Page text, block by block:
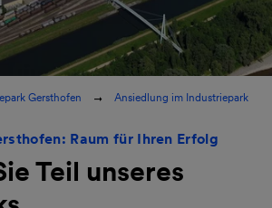
Gersthofen Ansiedlung im Industriepark
Raum für Ihren Erfolg
Teil unseres